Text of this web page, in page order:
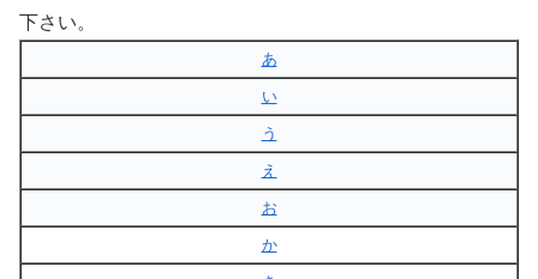
下さい。
あ
い
う
え
お
か